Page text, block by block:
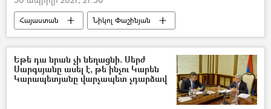
Հայաստան
Նիկոլ Փաշինյան
Վարչապետ
ինքնաթիռ Կազան
Եթե դա նրան չի նեղացնի. Սերժ
Սարգսյանը ասել է, թե ինչու Կարեն
Կարապետյանը վարչապետ չդարձավ